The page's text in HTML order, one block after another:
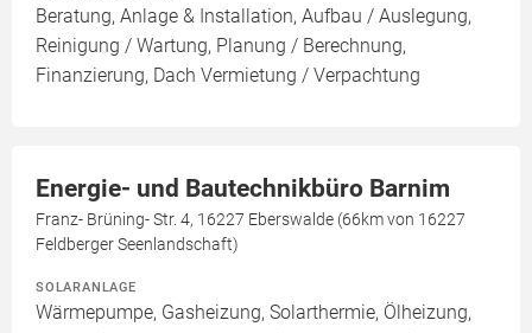
Beratung, Anlage & Installation, Aufbau / Auslegung,
Reinigung / Wartung, Planung / Berechnung,
Finanzierung, Dach Vermietung / Verpachtung
Energie- und Bautechnikbüro Barnim
Franz- Brüning- Str. 4, 16227 Eberswalde (66km von 16227
Feldberger Seenlandschaft)
SOLARANLAGE
Wärmepumpe, Gasheizung, Solarthermie, Ölheizung,